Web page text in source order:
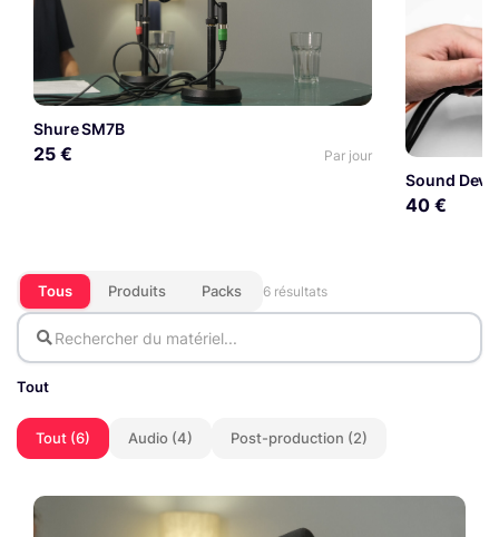
Shure SM7B
25 € Par jour
Sound
40 €
Tous Produits Packs 6 résultats
Tout
Tout (6) Audio (4) Post-production (2)